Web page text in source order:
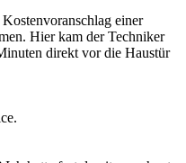
einer
Hier kam der Techniker
direkt vor die Haustür